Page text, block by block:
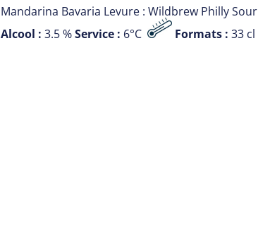
Mandarina Bavaria Levure : Wildbrew Philly Sour
Alcool : 3.5 %Service : 6°C Formats : 33 cl